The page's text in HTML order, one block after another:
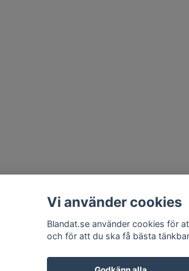
Vi använder cookies
Blandat.se använder cookies för
och för att du ska få bästa